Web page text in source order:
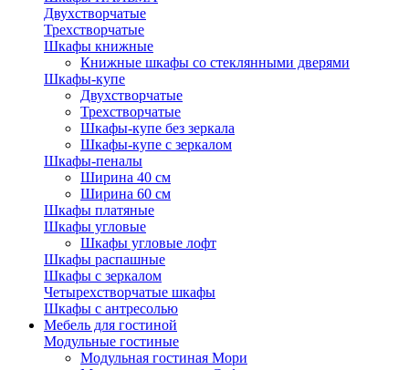
Двухстворчатые
Трехстворчатые
Шкафы книжные
Книжные шкафы со стеклянными дверями
Шкафы-купе
Двухстворчатые
Трехстворчатые
Шкафы-купе без зеркала
Шкафы-купе с зеркалом
Шкафы-пеналы
Ширина 40 см
Ширина 60 см
Шкафы платяные
Шкафы угловые
Шкафы угловые лофт
Шкафы распашные
Шкафы с зеркалом
Четырехстворчатые шкафы
Шкафы с антресолью
Мебель для гостиной
Модульные гостиные
Модульная гостиная Мори